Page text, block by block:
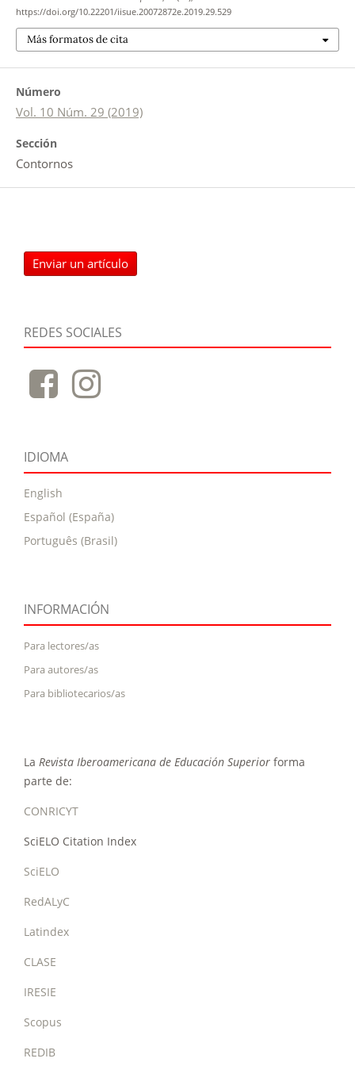
https://doi.org/10.22201/iisue.20072872e.2019.29.529
Más formatos de cita
Número
Vol. 10 Núm. 29 (2019)
Sección
Contornos
Enviar un artículo
REDES SOCIALES
IDIOMA
English
Español (España)
Português (Brasil)
INFORMACIÓN
Para lectores/as
Para autores/as
Para bibliotecarios/as
La Revista Iberoamericana de Educación Superior forma
parte de:
CONRICYT
SciELO Citation Index
SciELO
RedALyC
Latindex
CLASE
IRESIE
Scopus
REDIB